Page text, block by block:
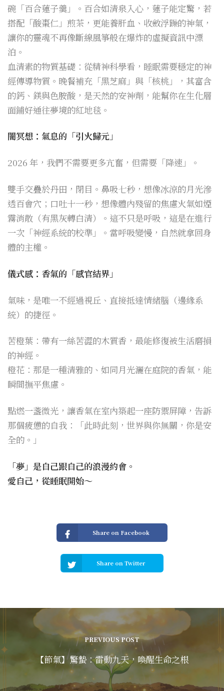
碗「百合蓮子羹」。百合如清泉入心，蓮子能定驚，若
搭配「酸棗仁」煎茶，更能養肝血、收斂浮躁的神氣，
讓你的靈魂不再像斷線風箏般在爆炸的虛擬資訊中漂
泊。
血清素的物質基礎：從精神科學看，睡眠需要穩定的神
經傳導物質。晚餐補充「黑芝麻」與「核桃」，其富含
的鈣、鎂與色胺酸，是天然的安神劑，能幫你在生化層
面鋪好通往夢境的紅地毯。
闇冥想：氣息的「引火歸元」
2026 年，我們不需要更多亢奮，但需要「降速」。
雙手交疊於丹田，閉目。鼻吸七秒，想像冰涼的月光滲
透百會穴；口吐十一秒，想像體內殘留的焦慮火氣如煙
霧消散（有黑灰轉白清）。這不只是呼吸，這是在進行
一次「神經系統的校準」。當呼吸變慢，自然就拿回身
體的主權。
儀式感：香氣的「感官結界」
氣味，是唯一不經過視丘、直接抵達情緒腦（邊緣系
統）的捷徑。
苦橙葉：帶有一絲苦澀的木質香，最能修復被生活磨損
的神經。
橙花：那是一種清雅的、如同月光灑在庭院的香氣，能
瞬間撫平焦慮。
點燃一盞微光，讓香氣在室內築起一座防禦屏障，告訴
那個疲憊的自我：「此時此刻，世界與你無關，你是安
全的。」
「夢」是自己跟自己的浪漫約會。
愛自己，從睡眠開始～
Share on Facebook
Share on Twitter
PREVIOUS POST
【節氣】驚蟄：雷動九天，喚醒生命之根